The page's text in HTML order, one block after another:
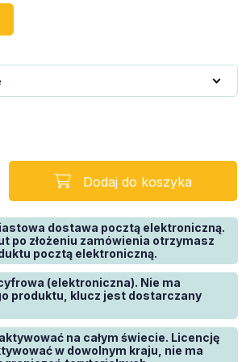
Dodaj do koszyka
dostawa pocztą elektroniczną.
po złożeniu zamówienia otrzymasz
pocztą elektroniczną.
(elektroniczna). Nie ma
produktu, klucz jest dostarczany
na całym świecie. Licencję
w dowolnym kraju, nie ma